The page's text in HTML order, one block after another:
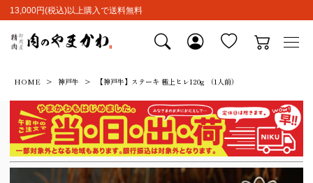
13,000円(税込)以上購入で送料無料
HOME 神戸牛 【神戸牛】ステーキ 極上ヒレ120g （1人前）